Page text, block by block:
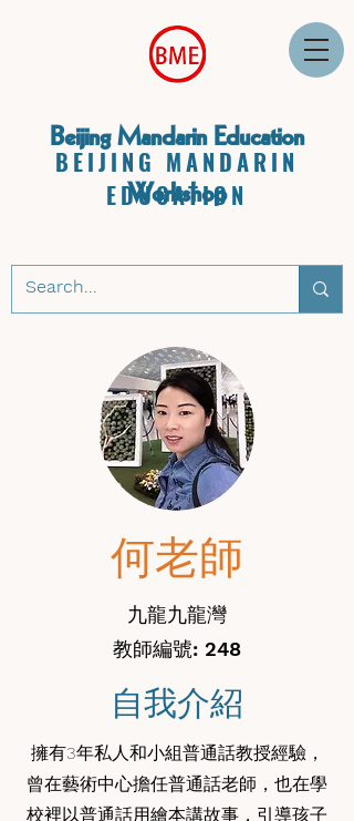
Beijing Mandarin Education
Workshop
BEIJING MANDARIN
EDUCATION
何老師
九龍九龍灣
教師編號: 248
自我介紹
擁有3年私人和小組普通話教授經驗，
曾在藝術中心擔任普通話老師，也在學
校裡以普通話用繪本講故事，引導孩子